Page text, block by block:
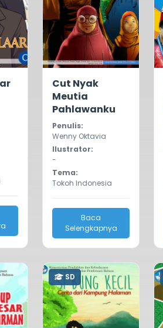
Cut Nyak
Meutia
Pahlawanku
Penulis:
Wenny Oktavia
Ilustrator:
-
Tema:
Tokoh Indonesia
Baca
Selengkapnya
SD